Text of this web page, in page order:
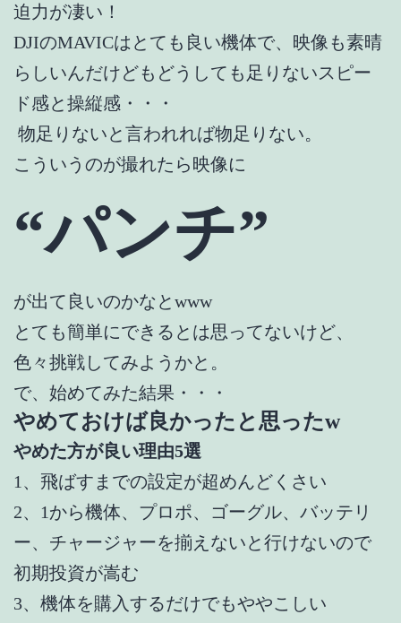
迫力が凄い！
DJIのMAVICはとても良い機体で、映像も素晴
らしいんだけどもどうしても足りないスピー
ド感と操縦感・・・
物足りないと言われれば物足りない。
こういうのが撮れたら映像に
“パンチ”
が出て良いのかなとwww
とても簡単にできるとは思ってないけど、
色々挑戦してみようかと。
で、始めてみた結果・・・
やめておけば良かったと思ったw
やめた方が良い理由5選
1、飛ばすまでの設定が超めんどくさい
2、1から機体、プロポ、ゴーグル、バッテリ
ー、チャージャーを揃えないと行けないので
初期投資が嵩む
3、機体を購入するだけでもややこしい